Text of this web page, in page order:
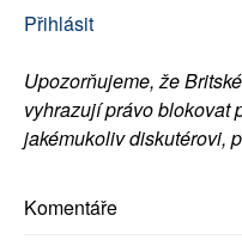
Přihlásit
Upozorňujeme, že
vyhrazují právo blokovat
jakémukoliv diskutérovi,
Komentáře